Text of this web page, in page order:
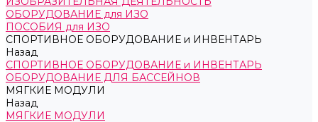
ОБОРУДОВАНИЕ для ИЗО
ПОСОБИЯ для ИЗО
СПОРТИВНОЕ ОБОРУДОВАНИЕ и ИНВЕНТАРЬ
Назад
СПОРТИВНОЕ ОБОРУДОВАНИЕ и ИНВЕНТАРЬ
ОБОРУДОВАНИЕ ДЛЯ БАССЕЙНОВ
МЯГКИЕ МОДУЛИ
Назад
МЯГКИЕ МОДУЛИ